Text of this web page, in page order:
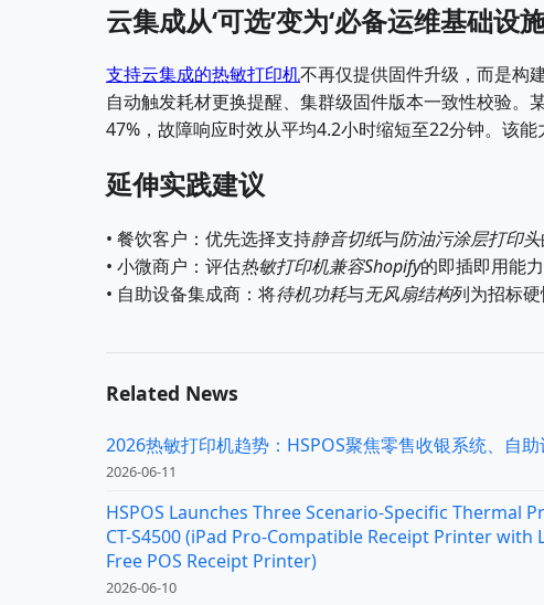
云集成从‘可选’变为‘必备运维基础设
支持云集成的热敏打印机不再仅提供固件升级，而是构
自动触发耗材更换提醒、集群级固件版本一致性校验。
47%，故障响应时效从平均4.2小时缩短至22分钟。该
延伸实践建议
• 餐饮客户：优先选择支持静音切纸与防油污涂层打印头
• 小微商户：评估热敏打印机兼容Shopify的即插即用能
• 自助设备集成商：将待机功耗与无风扇结构列为招标硬
Related News
2026热敏打印机趋势：HSPOS聚焦零售收银系统、自
2026-06-11
HSPOS Launches Three Scenario-Specific Thermal
CT-S4500 (iPad Pro-Compatible Receipt Printer
Free POS Receipt Printer)
2026-06-10